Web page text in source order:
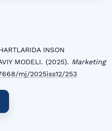
INSON
MODELI. (2025). Marketing
mj/2025iss12/253